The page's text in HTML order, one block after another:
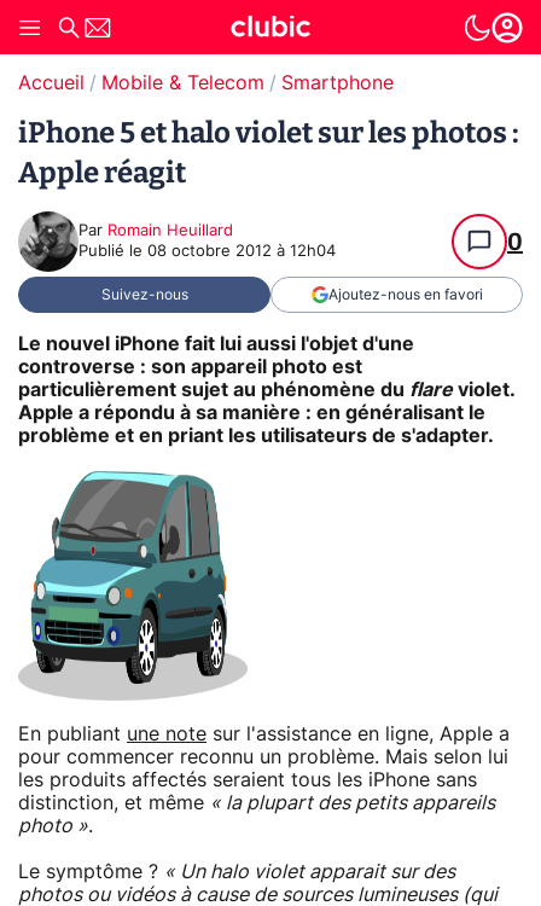
Accueil Mobile & Telecom Smartphone
iPhone 5 et halo violet sur les photos :
Apple réagit
Par Romain Heuillard
Publié le 08 octobre 2012 à 12h04 0
Suivez-nous Ajoutez-nous en favori
Le nouvel iPhone fait lui aussi l'objet d'une
controverse : son appareil photo est
particulièrement sujet au phénomène du flareviolet.
Apple a répondu à sa manière : en généralisant le
problème et en priant les utilisateurs de s'adapter.
En publiant une note sur l'assistance en ligne, Apple a
pour commencer reconnu un problème. Mais selon lui
les produits affectés seraient tous les iPhone sans
distinction, et même « la plupart des petits appareils
photo ».
Le symptôme ? « Un halo violet apparait sur des
photos ou vidéos à cause de sources lumineuses (qui